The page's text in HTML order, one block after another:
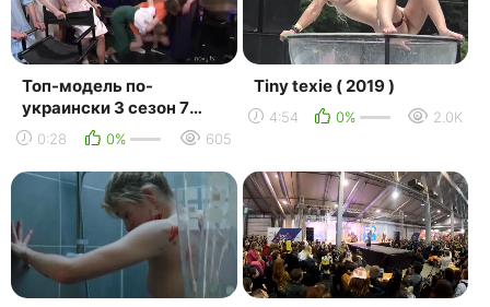
Топ-модель по-
украински 3 сезон 7
выпуск 11.10.2019
0:28 0% 605
Tiny texie ( 2019 )
4:54 0% 2.0K